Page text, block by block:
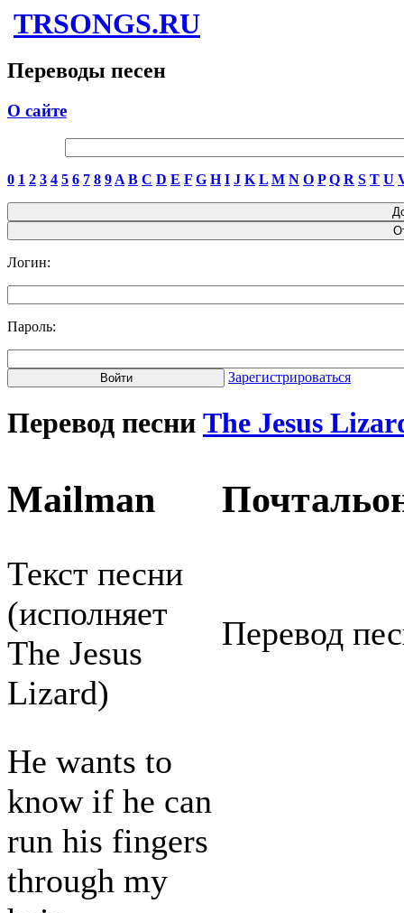
TRSONGS.RU
Переводы песен
О сайте
0 1 2 3 4 5 6 7 8 9 A B C D E F G H I J K L M N O P Q R S T U
Логин:
Пароль:
Зарегистрироваться
Перевод песни The Jesus
Mailman
Текст песни
(исполняет
The Jesus
Lizard)
Перевод
He wants to
know if he can
run his fingers
through my